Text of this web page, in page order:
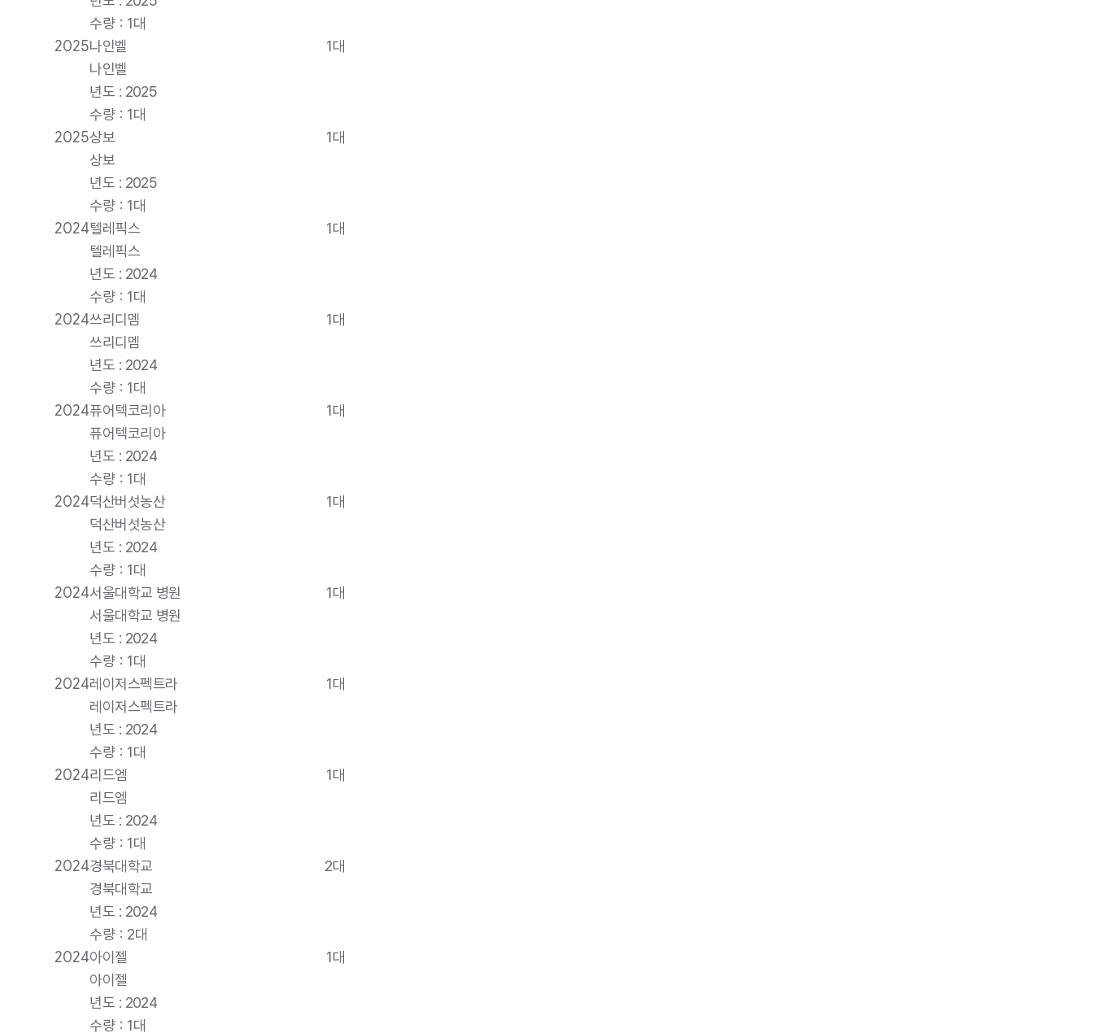
수량 : 1대
2025나인벨
나인벨
년도 : 2025
수량 : 1대
1대
2025상보
상보
년도 : 2025
수량 : 1대
1대
2024텔레픽스
텔레픽스
년도 : 2024
수량 : 1대
1대
2024쓰리디멤
쓰리디멤
년도 : 2024
수량 : 1대
1대
2024퓨어텍코리아
퓨어텍코리아
년도 : 2024
수량 : 1대
1대
2024덕산버섯농산
덕산버섯농산
년도 : 2024
수량 : 1대
1대
2024서울대학교 병원
서울대학교 병원
년도 : 2024
수량 : 1대
1대
2024레이저스펙트라
레이저스펙트라
년도 : 2024
수량 : 1대
1대
2024리드엠
리드엠
년도 : 2024
수량 : 1대
1대
2024경북대학교
경북대학교
년도 : 2024
수량 : 2대
2대
2024아이젤
아이젤
년도 : 2024
수량 : 1대
1대